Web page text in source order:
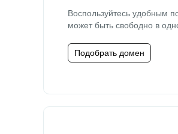
Воспользуйтесь удобным
может быть свободно в
Подобрать домен